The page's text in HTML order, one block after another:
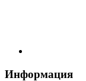
Информация